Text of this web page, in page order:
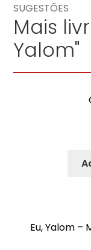
SUGESTÕES
Mais
Yalom"
Eu, Yalom